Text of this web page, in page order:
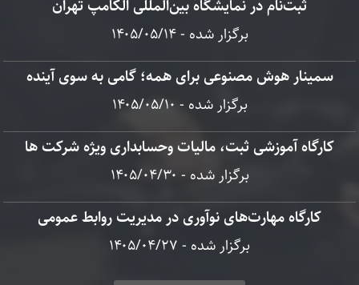
ثبت‌نام در نمایشگاه بین‌المللی الکامپ تهران
برگزار شده - ۱۴۰۵/۰۵/۱۴
سمینار هوش مصنوعی برای همه؛ گامی به سوی آینده
برگزار شده - ۱۴۰۵/۰۵/۱۰
کارگاه آموزشی ثبت، مالیات وحسابداری ویژه شرکت ها
برگزار شده - ۱۴۰۵/۰۴/۳۰
کارگاه مهارت‌های نوآوری در مدیریت روابط عمومی
برگزار شده - ۱۴۰۵/۰۴/۲۷